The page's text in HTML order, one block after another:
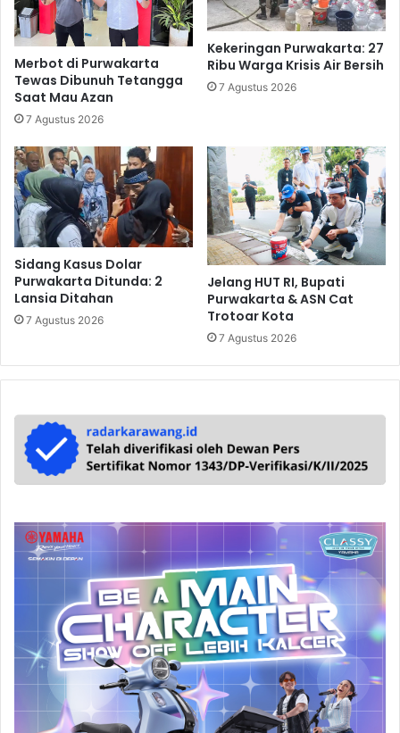
Merbot di Purwakarta
Tewas Dibunuh Tetangga
Saat Mau Azan
7 Agustus 2026
Kekeringan Purwakarta: 27
Ribu Warga Krisis Air Bersih
7 Agustus 2026
Sidang Kasus Dolar
Purwakarta Ditunda: 2
Lansia Ditahan
7 Agustus 2026
Jelang HUT RI, Bupati
Purwakarta & ASN Cat
Trotoar Kota
7 Agustus 2026